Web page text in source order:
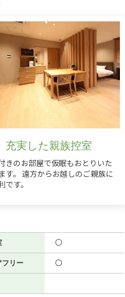
充実した親族控室
きのお部屋で仮眠もおとりいた
す。 遠方からお越しのご親族に
です。
〇
フリー 〇